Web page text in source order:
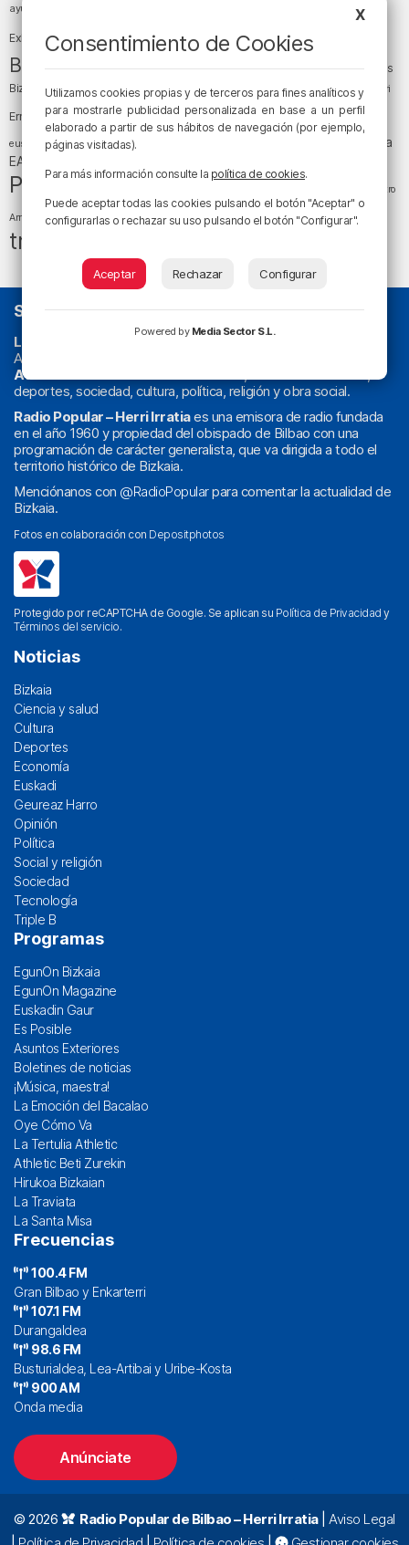
ayuntamiento de Bilbao
Exhibition Center) BilbaoBilbao Basket Bizkaia
Bizkaia y sus comarcas Copa del Rey cultura Cáritas
Bizkaia
Deusto Diócesis de Bilbao Egunon Bizkaia el tiempo Enkarterri
Ernesto Valverde Ertzaintza Euskadi (País Vasco)
euskera fiestas fútbol LaLiga
LaLiga
EA Sports
Política sociedadsucesos Teatro
Arriaga tiempotiempo atmosféricotráfico
tráfico en Bizkaia
SOBRE NOSOTROS
La radio sin cadenas
. Desde 1960 haciendo radio en Bilbao.
Actualidad y
Athletic
deportes, sociedad, cultura, política, religión y obra social.
Radio Popular – Herri Irratiaes una emisora de radio fundada
en el año 1960 y propiedad del obispado de Bilbao con una
programación de carácter generalista, que va dirigida a todo el
territorio histórico de Bizkaia.
Menciónanos con @RadioPopularpara comentar la actualidad de
Bizkaia.
Fotos en colaboración con Depositphotos
Protegido por reCAPTCHA de Google. Se aplican su Política de Privacidad y
Términos del servicio.
Noticias
Bizkaia
Ciencia y salud
Cultura
Deportes
Economía
Euskadi
Geureaz Harro
Opinión
Política
Social y religión
Sociedad
Tecnología
Triple B
Programas
EgunOn Bizkaia
EgunOn Magazine
Euskadin Gaur
Es Posible
Asuntos Exteriores
Boletines de noticias
¡Música, maestra!
La Emoción del Bacalao
Oye Cómo Va
La Tertulia Athletic
Athletic Beti Zurekin
Hirukoa Bizkaian
La Traviata
La Santa Misa
Frecuencias
100.4 FM
Gran Bilbao y Enkarterri
107.1 FM
Durangaldea
98.6 FM
Busturialdea, Lea-Artibai y Uribe-Kosta
900 AM
Onda media
Anúnciate
© 2026 Radio Popular de Bilbao – Herri Irratia| Aviso Legal
X
Consentimiento de Cookies
Utilizamos cookies propias y de terceros para fines analíticos y
para mostrarle publicidad personalizada en base a un perfil
elaborado a partir de sus hábitos de navegación (por ejemplo,
páginas visitadas).
Para más información consulte la política de cookies.
Puede aceptar todas las cookies pulsando el botón "Aceptar" o
configurarlas o rechazar su uso pulsando el botón "Configurar".
Aceptar Rechazar Configurar
Powered by Media Sector S.L.